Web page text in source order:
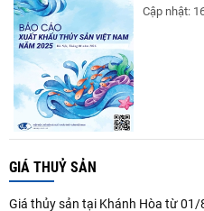
Cập nhật:
GIÁ THUỶ SẢN
Giá thủy sản tại Khánh Hòa từ